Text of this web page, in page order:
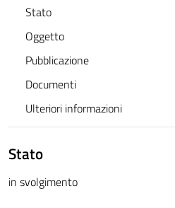
Stato
Oggetto
Pubblicazione
Documenti
Ulteriori informazioni
Stato
in svolgimento